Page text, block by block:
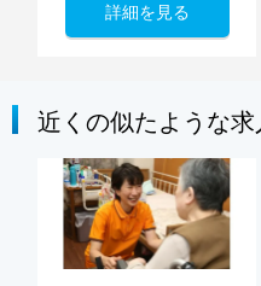
詳細を見る
近くの似たような求